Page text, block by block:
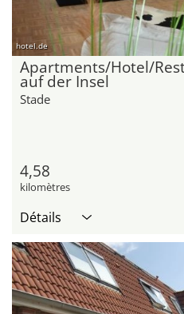
hotel.de
Apartments/Hotel/
auf der Insel
Stade
4,58
kilomètres
Détails